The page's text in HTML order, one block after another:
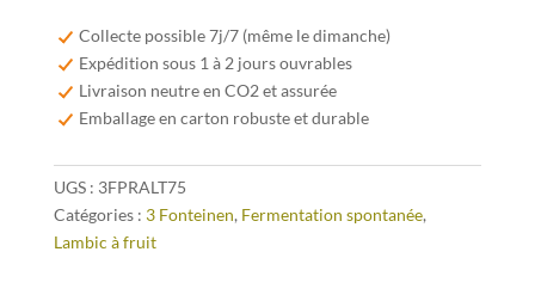
Fonteinen
Pruim
Dubbele
Altesse
cl
Collecte possible 7j/7 (même le dimanche)
Expédition sous 1 à 2 jours ouvrables
Livraison neutre en CO2 et assurée
Emballage en carton robuste et durable
UGS : 3FPRALT75
Catégories : 3 Fonteinen, Fermentation spontanée,
Lambic à fruit